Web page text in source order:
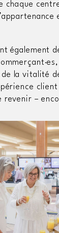
chaque
également
de la vitalité
client
revenir –